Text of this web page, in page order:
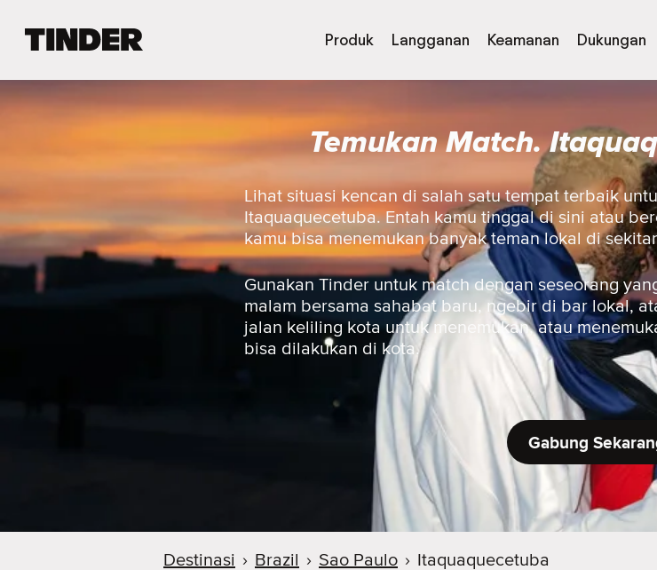
n
d
e
r
Produk Langganan Keamanan Dukungan
Temukan Match.
Lihat situasi kencan di salah satu tempat terbaik
Itaquaquecetuba. Entah kamu tinggal di sini atau
kamu bisa menemukan banyak teman lokal di
Gunakan Tinder untuk match dengan seseorang
malam bersama sahabat baru, ngebir di bar lokal,
jalan keliling kota untuk menemukan, atau
bisa dilakukan di kota.
Gabung
Destinasi › Brazil › Sao Paulo › Itaquaquecetuba